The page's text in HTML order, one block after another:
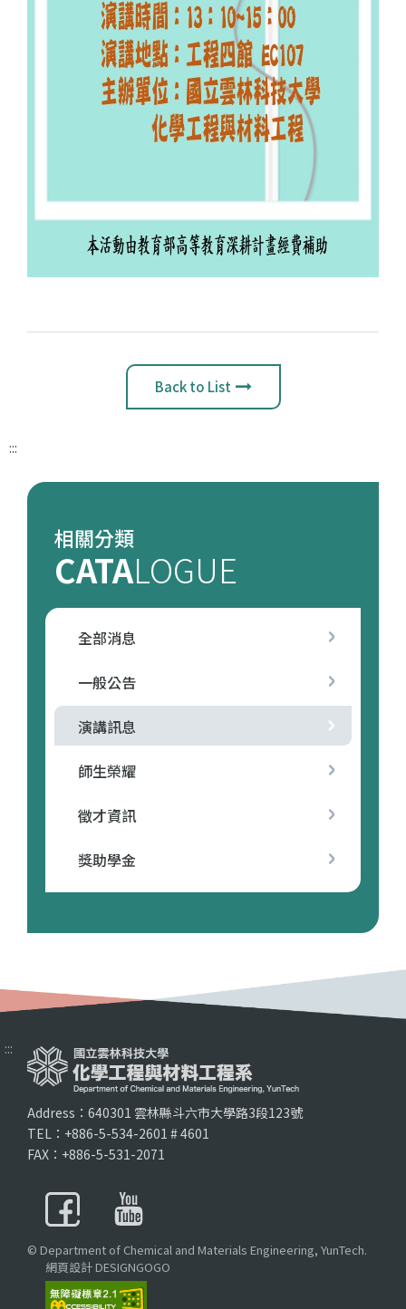
Back to List
:::
相關分類
CATALOGUE
全部消息
一般公告
演講訊息
師生榮耀
徵才資訊
獎助學金
:::
Address：640301 雲林縣斗六市大學路3段123號
TEL：+886-5-534-2601 # 4601
FAX：+886-5-531-2071
© Department of Chemical and Materials Engineering, YunTech.
網頁設計 DESIGNGOGO